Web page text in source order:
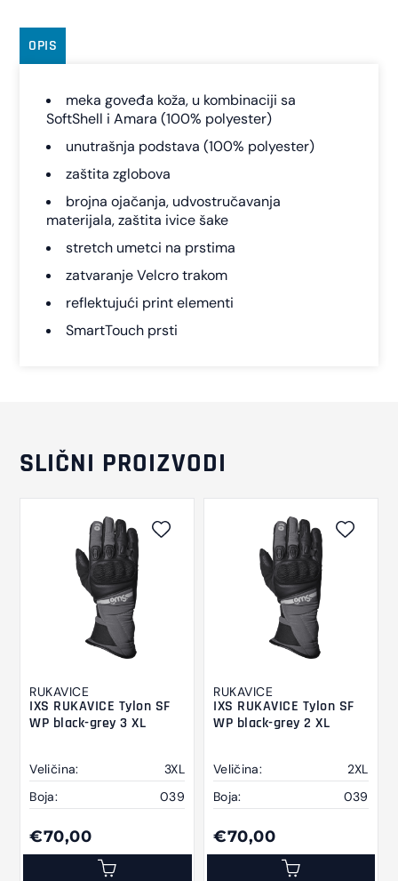
OPIS
meka goveđa koža, u kombinaciji sa
SoftShell i Amara (100% polyester)
unutrašnja podstava (100% polyester)
zaštita zglobova
brojna ojačanja, udvostručavanja
materijala, zaštita ivice šake
stretch umetci na prstima
zatvaranje Velcro trakom
reflektujući print elementi
SmartTouch prsti
SLIČNI PROIZVODI
RUKAVICE
IXS RUKAVICE Tylon SF
WP black-grey 3 XL
Veličina:
3XL
Boja:
039
€70,00
RUKAVICE
IXS RUKAVICE Tylon SF
WP black-grey 2 XL
Veličina:
2XL
Boja:
039
€70,00